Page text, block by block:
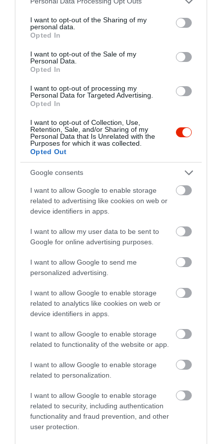
not limited to your visit or usage behaviour. You may click to
grant or deny consent to Google and its third-party tags to
use your data for below specified purposes in below Google
consent section.
I want to opt-out of the Sharing of my
personal data.
Opted In
I want to opt-out of the Sale of my
Personal Data.
Opted In
I want to opt-out of processing my
Personal Data for Targeted Advertising.
Opted In
I want to opt-out of Collection, Use,
Retention, Sale, and/or Sharing of my
Personal Data that Is Unrelated with the
Purposes for which it was collected.
Opted Out
Google consents
I want to allow Google to enable storage
related to advertising like cookies on web or
device identifiers in apps.
I want to allow my user data to be sent to
Google for online advertising purposes.
I want to allow Google to send me
personalized advertising.
I want to allow Google to enable storage
related to analytics like cookies on web or
device identifiers in apps.
I want to allow Google to enable storage
related to functionality of the website or app.
I want to allow Google to enable storage
related to personalization.
I want to allow Google to enable storage
related to security, including authentication
functionality and fraud prevention, and other
user protection.
Jobb mint otthon
Kávézó
Sörkert
4.8
Café Paulus 5.0
$
Kávézó
Bár Étterem
Pécsi Est Café 3.0
Éjszakai Klub
Susogó Borvendéglő
$$
Bor Bár
Étterem
Tramini Pécs 5.0
Kocsma Bár
Cyrano Pécs
Éjszakai Klub Szórakozóhely Bár
5.0
Bár
Kocsma